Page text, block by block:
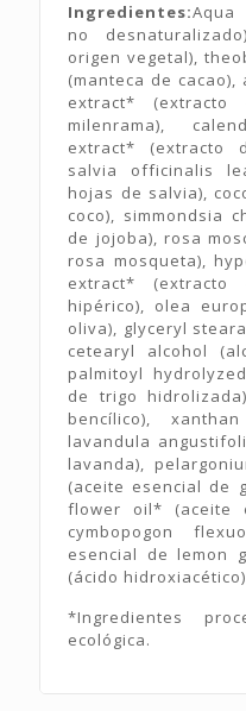
Ingredientes:Aqua
no
origen vegetal),
(manteca de
extract*
milenrama),
extract* (extracto
salvia officinalis
hojas de salvia),
coco), simmondsia
de jojoba), rosa
rosa mosqueta),
extract*
hipérico), olea
oliva), glyceryl
cetearyl alcohol
palmitoyl
de trigo
bencílico),
lavandula
lavanda),
(aceite esencial de
flower oil* (aceite
cymbopogon
esencial de lemon
(ácido
*Ingredientes
ecológica.